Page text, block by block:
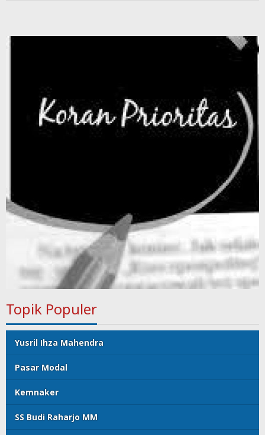
Topik Populer
Yusril Ihza Mahendra
Pasar Modal
Kemnaker
SS Budi Raharjo MM